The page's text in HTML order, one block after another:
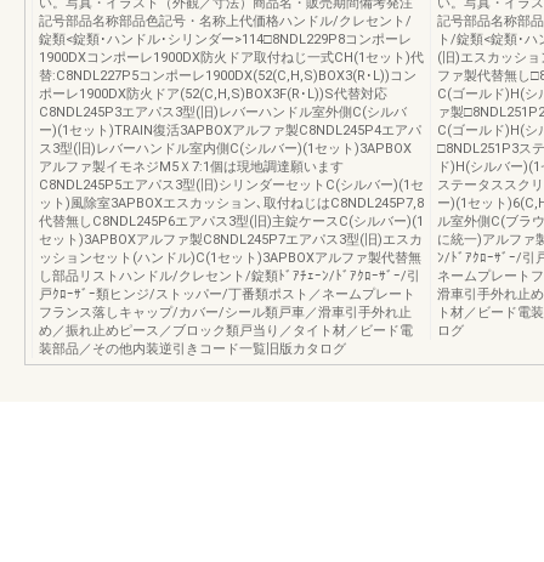
記号部品名称部品色記号・名称上代価格ハンドル/クレセント/
錠類<錠類･ハンドル･シリンダー>114□8NDL229P8コンポーレ
1900DXコンポーレ1900DX防火ドア取付ねじ一式CH(1セット)代
替:C8NDL227P5コンポーレ1900DX(52(C,H,S)BOX3(R･L))コン
ポーレ1900DX防火ドア(52(C,H,S)BOX3F(R･L))S代替対応
C8NDL245P3エアパス3型(旧)レバーハンドル室外側C(シルバ
ー)(1セット)TRAIN復活3APBOXアルファ製C8NDL245P4エアパ
ス3型(旧)レバーハンドル室内側C(シルバー)(1セット)3APBOX
アルファ製イモネジM5Ｘ7:1個は現地調達願います
C8NDL245P5エアパス3型(旧)シリンダーセットC(シルバー)(1セ
ット)風除室3APBOXエスカッション､取付ねじはC8NDL245P7,8
代替無しC8NDL245P6エアパス3型(旧)主錠ケースC(シルバー)(1
セット)3APBOXアルファ製C8NDL245P7エアパス3型(旧)エスカ
ッションセット(ハンドル)C(1セット)3APBOXアルファ製代替無
し部品リストハンドル/クレセント/錠類ﾄﾞｱﾁｪｰﾝ/ﾄﾞｱｸﾛｰｻﾞｰ/引
戸ｸﾛｰｻﾞｰ類ヒンジ/ストッパー/丁番類ポスト／ネームプレート
フランス落しキャップ/カバー/シール類戸車／滑車引手外れ止
め／振れ止めピース／ブロック類戸当り／タイト材／ビード電
装部品／その他内装逆引きコード一覧旧版カタログ
記号部品名称部
ト/錠類<錠類･
(旧)エスカッシ
ファ製代替無し
C(ゴールド)H(シ
ァ製
C(ゴールド)H(シ
□8NDL251P3ス
ド)H(シルバー
ステータススク
ー)(1セット
ル室外側C(ブラ
に統一)アルファ
ﾝ/ﾄﾞｱｸﾛｰｻﾞｰ/引
ネームプレート
滑車引手外れ止
ト材／ビード電
ログ